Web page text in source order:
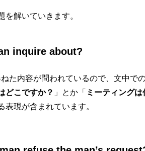
を解いていきます。
inquire about?
た内容が問われているので、文中で
どこですか？ 」とか「 ミーティング
表現が含まれています。